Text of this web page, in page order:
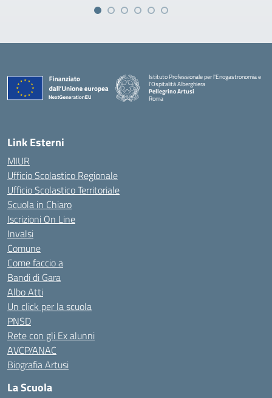
Istituto Professionale per l'Enogastronomia e
l'Ospitalità Alberghiera
Pellegrino Artusi
Roma
Link Esterni
MIUR
Ufficio Scolastico Regionale
Ufficio Scolastico Territoriale
Scuola in Chiaro
Iscrizioni On Line
Invalsi
Comune
Come faccio a
Bandi di Gara
Albo Atti
Un click per la scuola
PNSD
Rete con gli Ex alunni
AVCP/ANAC
Biografia Artusi
La Scuola